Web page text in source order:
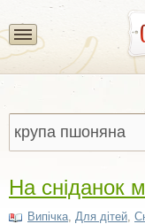
На сніданок
Випічка, Для дітей,